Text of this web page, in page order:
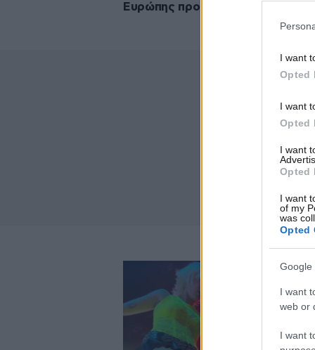
I want
Opted
I want
Opted
I want
Opted
I want
of my
was
Opted
Google
I want
web or
I want
Ευρώπης προς τη Θεσσαλονίκη